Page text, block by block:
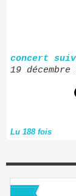
concert
19
Lu 188 fois